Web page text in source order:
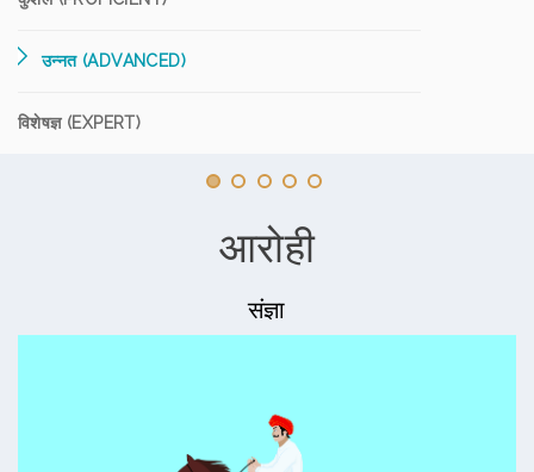
उन्नत (ADVANCED)
विशेषज्ञ (EXPERT)
आरोही
संज्ञा